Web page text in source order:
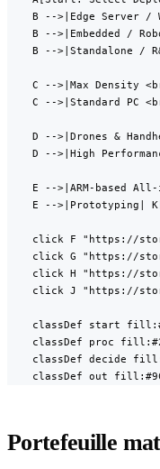
B -->|Edge Server /
B -->|Embedded /
B -->|Standalone /
C -->|Max Density
C -->|Standard PC
D -->|Drones &
D -->|High
E -->|ARM-based
E -->|Prototyping|
click F "https://
click G "https://
click H "https://
click J "https://
classDef start
classDef proc
classDef decide
classDef out
Portefeuille